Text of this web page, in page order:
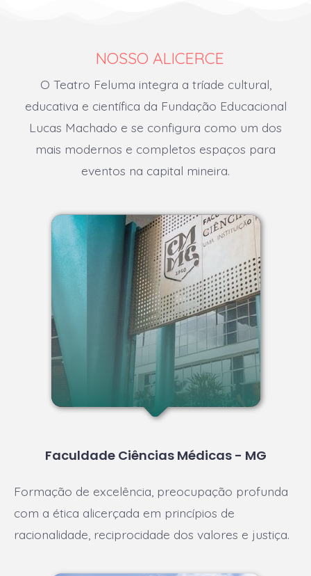
NOSSO ALICERCE
O Teatro Feluma integra a tríade cultural,
educativa e científica da Fundação Educacional
Lucas Machado e se configura como um dos
mais modernos e completos espaços para
eventos na capital mineira.
Faculdade Ciências Médicas - MG
Formação de excelência, preocupação profunda
com a ética alicerçada em princípios de
racionalidade, reciprocidade dos valores e justiça.